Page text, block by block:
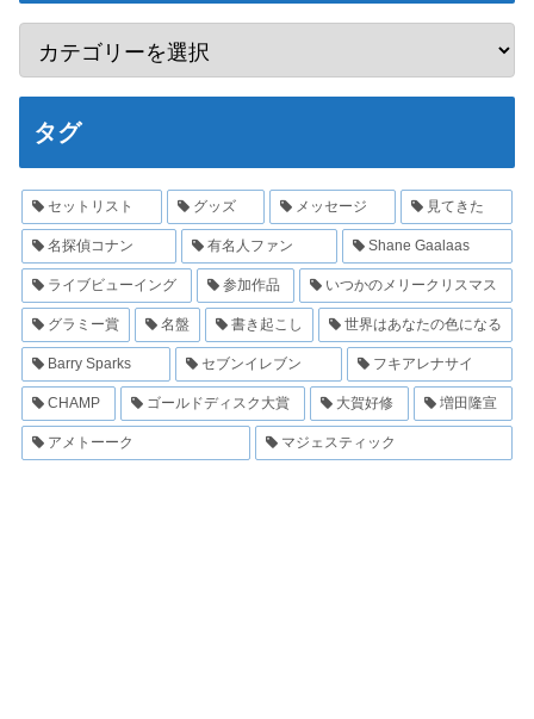
タグ
セットリスト グッズ メッセージ 見てきた
名探偵コナン 有名人ファン Shane Gaalaas
ライブビューイング 参加作品 いつかのメリークリスマス
グラミー賞 名盤 書き起こし 世界はあなたの色になる
Barry Sparks セブンイレブン フキアレナサイ
CHAMP ゴールドディスク大賞 大賀好修 増田隆宣
アメトーーク マジェスティック